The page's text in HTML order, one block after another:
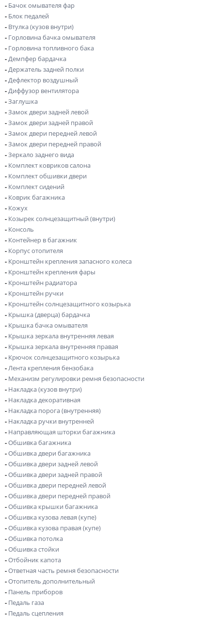
- Бачок омывателя фар
- Блок педалей
- Втулка (кузов внутри)
- Горловина бачка омывателя
- Горловина топливного бака
- Демпфер бардачка
- Держатель задней полки
- Дефлектор воздушный
- Диффузор вентилятора
-Заглушка
-Замок двери задней левой
-Замок двери задней правой
-Замок двери передней левой
-Замок двери передней правой
-Зеркало заднего вида
- Комплект ковриков салона
- Комплект обшивки двери
- Комплект сидений
- Коврик багажника
- Кожух
- Козырек солнцезащитный (внутри)
- Консоль
- Контейнер в багажник
- Корпус отопителя
- Кронштейн крепления запасного колеса
- Кронштейн крепления фары
- Кронштейн радиатора
- Кронштейн ручки
- Кронштейн солнцезащитного козырька
- Крышка (дверца) бардачка
- Крышка бачка омывателя
- Крышка зеркала внутренняя левая
- Крышка зеркала внутренняя правая
- Крючок солнцезащитного козырька
- Лента крепления бензобака
- Механизм регулировки ремня безопасности
- Накладка (кузов внутри)
- Накладка декоративная
- Накладка порога (внутренняя)
- Накладка ручки внутренней
- Направляющая шторки багажника
-Обшивка багажника
-Обшивка двери багажника
-Обшивка двери задней левой
-Обшивка двери задней правой
-Обшивка двери передней левой
-Обшивка двери передней правой
-Обшивка крышки багажника
-Обшивка кузова левая (купе)
-Обшивка кузова правая (купе)
-Обшивка потолка
-Обшивка стойки
-Отбойник капота
-Ответная часть ремня безопасности
-Отопитель дополнительный
- Панель приборов
- Педаль газа
- Педаль сцепления